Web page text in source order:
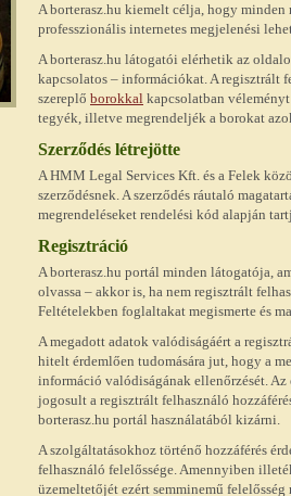
A borterasz.hu kiemelt célja, hogy
professzionális internetes megjelenési
A borterasz.hu látogatói elérhetik az
kapcsolatos – információkat. A regisztrált
szereplő borokkal kapcsolatban
tegyék, illetve megrendeljék a borokat
Szerződés létrejötte
A HMM Legal Services Kft. és a Felek
szerződésnek. A szerződés ráutaló
megrendeléseket rendelési kód alapján
Regisztráció
A borterasz.hu portál minden látogatója,
olvassa – akkor is, ha nem regisztrált
Feltételekben foglaltakat megismerte és
A megadott adatok valódiságáért a
hitelt érdemlően tudomására jut, hogy a
információ valódiságának ellenőrzését. Az
jogosult a regisztrált felhasználó
borterasz.hu portál használatából kizárni.
A szolgáltatásokhoz történő hozzáférés
felhasználó felelőssége. Amennyiben
üzemeltetőjét ezért semminemű felelősség